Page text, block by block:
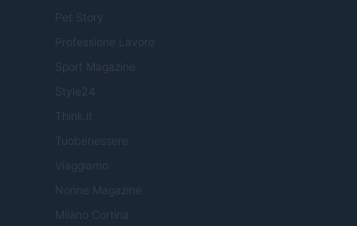
Pet Story
Professione Lavoro
Sport Magazine
Style24
Think.it
Tuobenessere
Viaggiamo
Nonne Magazine
Milano Cortina